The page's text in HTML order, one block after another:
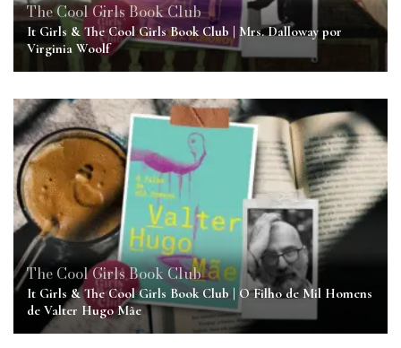
The Cool Girls Book Club
It Girls & The Cool Girls Book Club | Mrs. Dalloway por
Virginia Woolf
The Cool Girls Book Club
It Girls & The Cool Girls Book Club | O Filho de Mil Homens
de Valter Hugo Mãe